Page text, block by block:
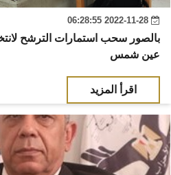
بالصور سحب استمارات الترشح
عين شمس
اقرأ المزيد